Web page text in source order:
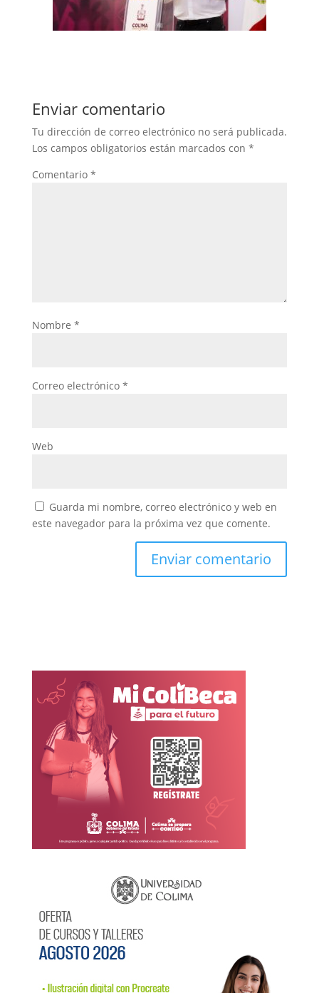
Enviar comentario
Tu dirección de correo electrónico no será publicada.
Los campos obligatorios están marcados con *
Comentario *
Nombre *
Correo electrónico *
Web
Guarda mi nombre, correo electrónico y web en
este navegador para la próxima vez que comente.